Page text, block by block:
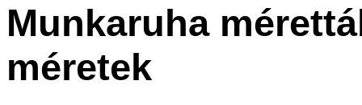
Munkaruha
méretek